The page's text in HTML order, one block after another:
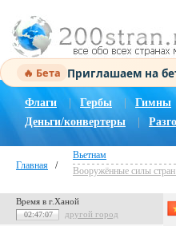
🔥 Бета Приглашаем на
Флаги Гербы Гимны
Деньги/конвертеры
Главная /
Вьетнам
Вооружённые силы
Время в г.Ханой
02:47:07 другой город